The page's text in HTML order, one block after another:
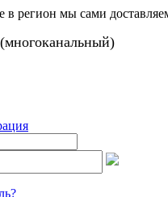
в регион мы сами